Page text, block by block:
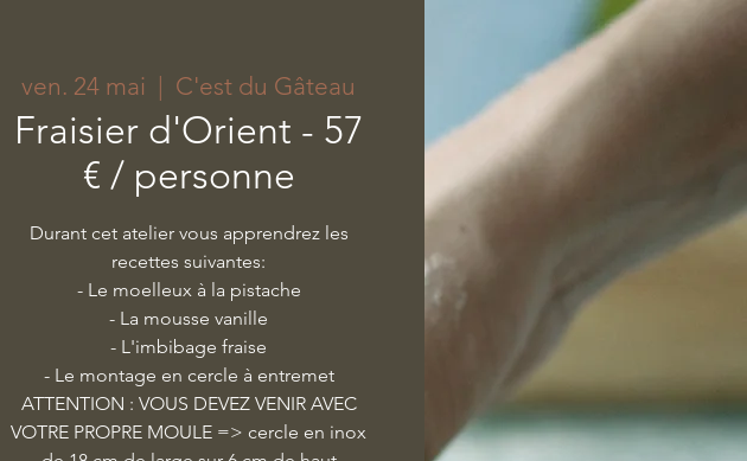
ven. 24 mai
  |
C'est du Gâteau
Fraisier d'Orient - 57
€ / personne
Durant cet atelier vous apprendrez les
recettes suivantes:
- Le moelleux à la pistache
- La mousse vanille
- L'imbibage fraise
- Le montage en cercle à entremet
ATTENTION : VOUS DEVEZ VENIR AVEC
VOTRE PROPRE MOULE => cercle en inox